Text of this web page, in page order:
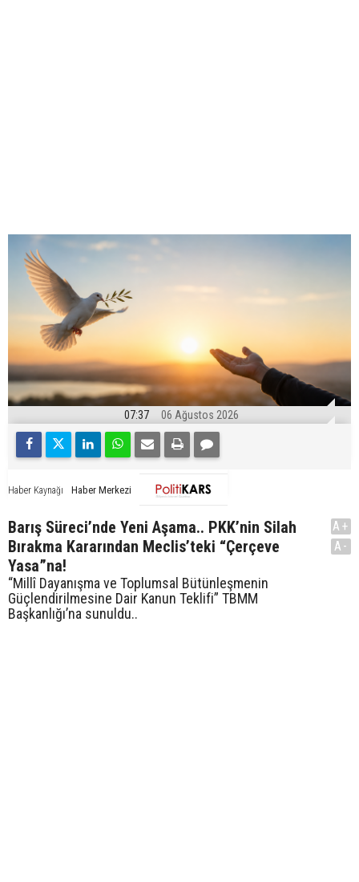
07:37 06 Ağustos 2026
Haber Kaynağı Haber Merkezi
Barış Süreci’nde Yeni Aşama.. PKK’nin Silah
Bırakma Kararından Meclis’teki “Çerçeve
Yasa”na!
“Millî Dayanışma ve Toplumsal Bütünleşmenin
Güçlendirilmesine Dair Kanun Teklifi” TBMM
Başkanlığı’na sunuldu..
A+
A-